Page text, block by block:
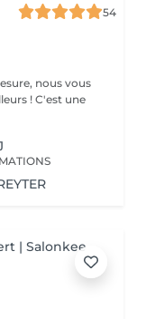
54
nous vous
! C'est une